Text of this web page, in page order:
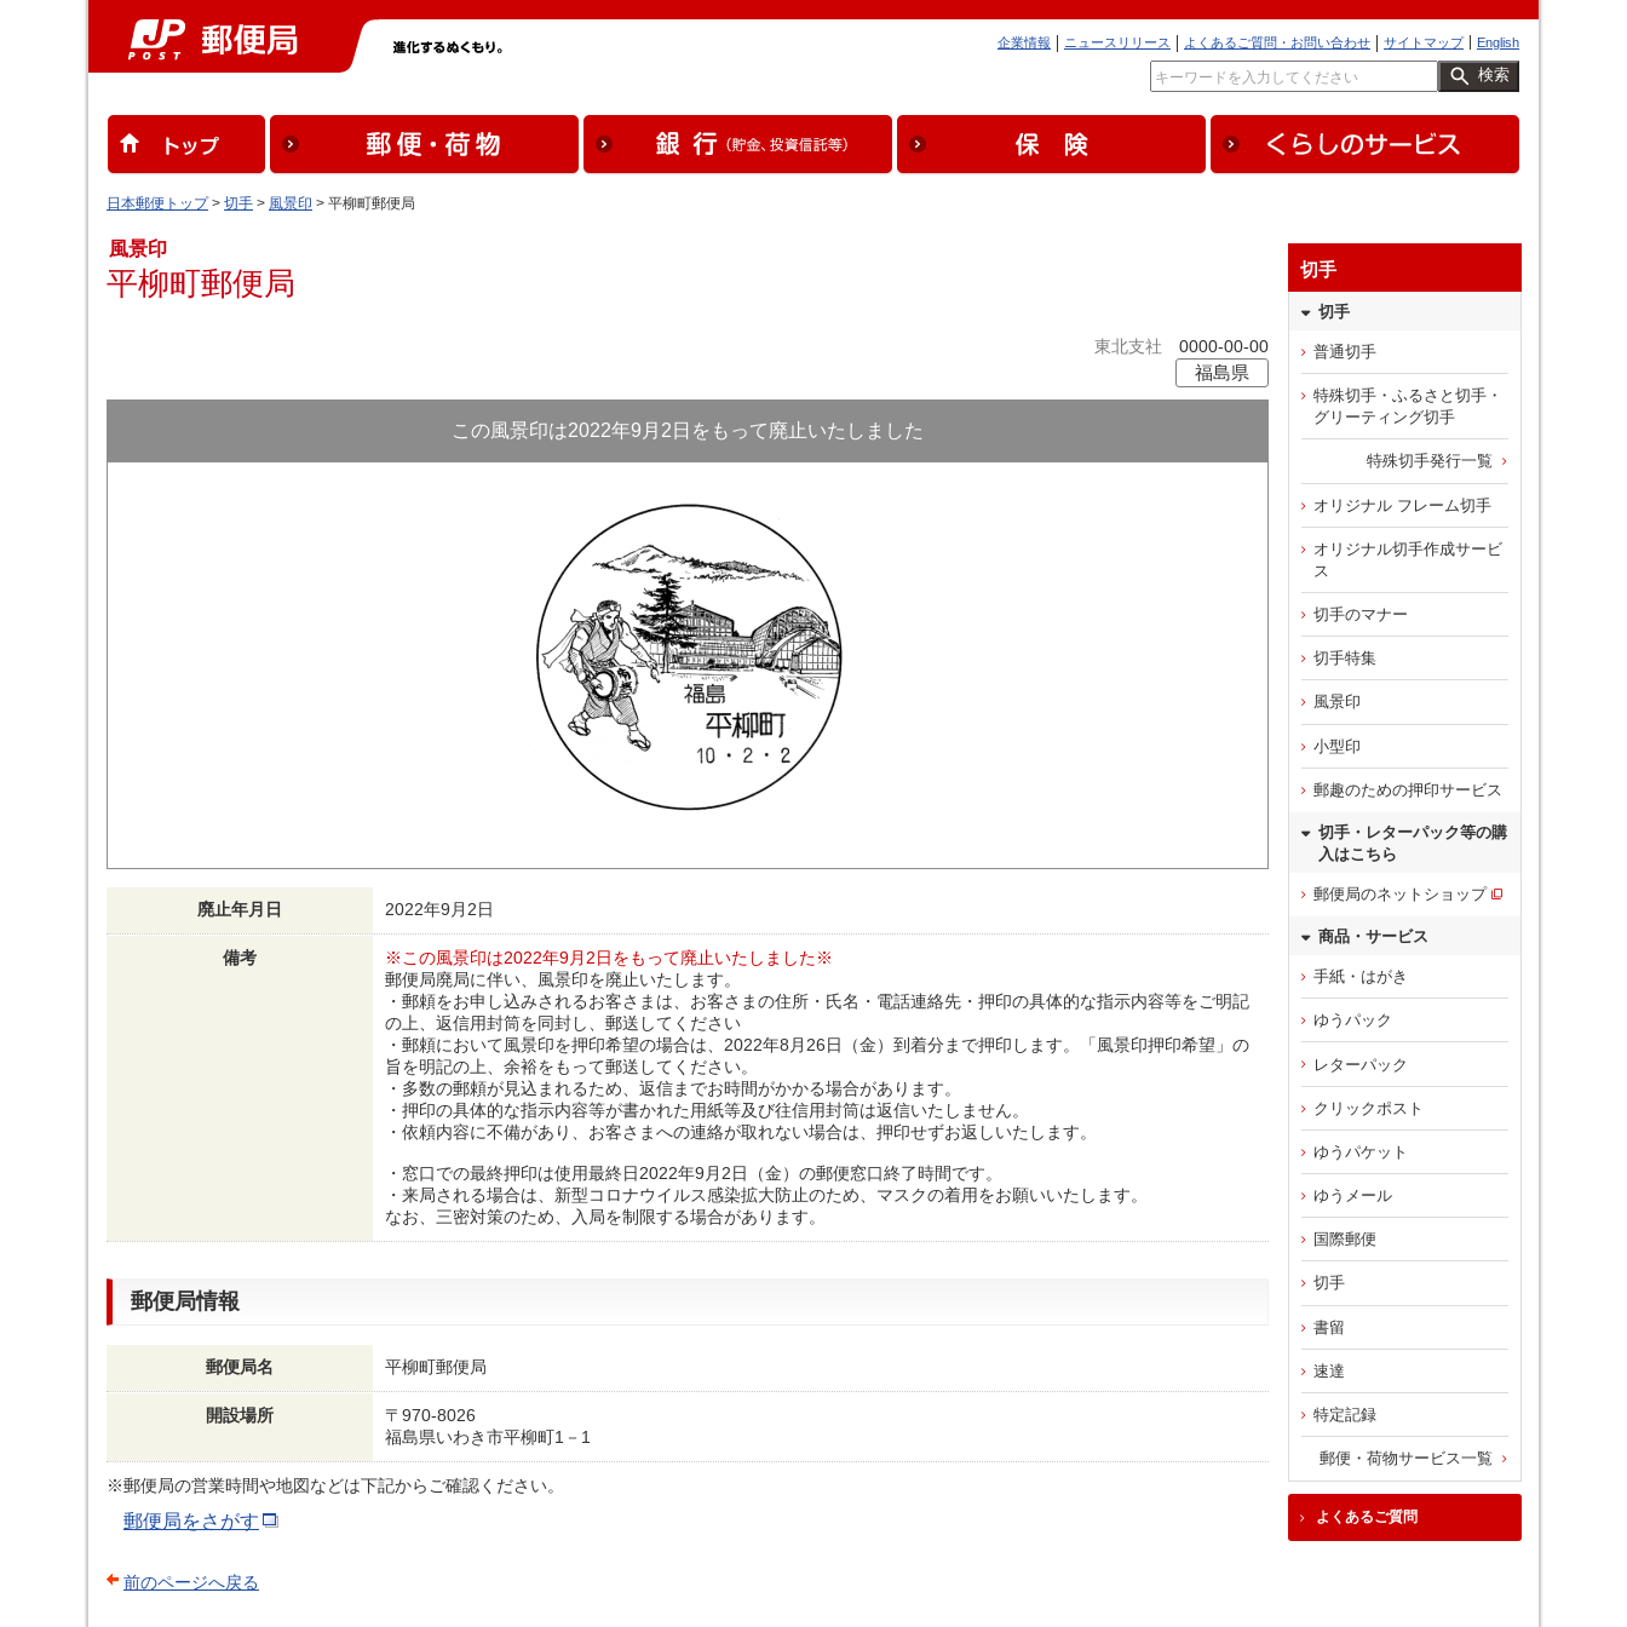
English
サイトマップ
よくあるご質問・お問い合わせ
ニュースリリース
企業情報
検索
日本郵便トップ> 切手 > 風景印 > 平柳町郵便局
風景印
平柳町郵便局
東北支社 0000-00-00
福島県
この風景印は2022年9月2日をもって廃止いたしました
廃止年月日 2022年9月2日
備考
※この風景印は2022年9月2日をもって廃止いたしました※
郵便局廃局に伴い、風景印を廃止いたします。
・郵頼をお申し込みされるお客さまは、お客さまの住所・氏名・電話連絡先・押印の具体的な指示内容等をご明記
の上、返信用封筒を同封し、郵送してください
・郵頼において風景印を押印希望の場合は、2022年8月26日（金）到着分まで押印します。「風景印押印希望」の
旨を明記の上、余裕をもって郵送してください。
・多数の郵頼が見込まれるため、返信までお時間がかかる場合があります。
・押印の具体的な指示内容等が書かれた用紙等及び往信用封筒は返信いたしません。
・依頼内容に不備があり、お客さまへの連絡が取れない場合は、押印せずお返しいたします。
・窓口での最終押印は使用最終日2022年9月2日（金）の郵便窓口終了時間です。
・来局される場合は、新型コロナウイルス感染拡大防止のため、マスクの着用をお願いいたします。
なお、三密対策のため、入局を制限する場合があります。
郵便局情報
郵便局名 平柳町郵便局
開設場所
〒970-8026
福島県いわき市平柳町1－1
※郵便局の営業時間や地図などは下記からご確認ください。
郵便局をさがす
前のページへ戻る
切手
切手
普通切手
特殊切手・ふるさと切手・
グリーティング切手
特殊切手発行一覧
オリジナル フレーム切手
オリジナル切手作成サービ
ス
切手のマナー
切手特集
風景印
小型印
郵趣のための押印サービス
切手・レターパック等の購
入はこちら
郵便局のネットショップ
商品・サービス
手紙・はがき
ゆうパック
レターパック
クリックポスト
ゆうパケット
ゆうメール
国際郵便
切手
書留
速達
特定記録
郵便・荷物サービス一覧
よくあるご質問